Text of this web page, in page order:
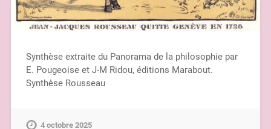
Synthèse extraite du Panorama de la philosophie par
E. Pougeoise et J-M Ridou, éditions Marabout.
Synthèse Rousseau
4 octobre 2025